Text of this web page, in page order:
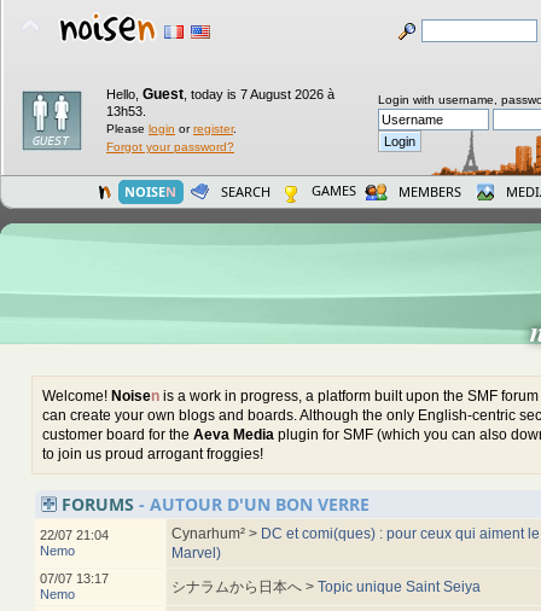
Hello, Guest today is 7 August 2026 à
13h53.
Please login orregister.
Forgot your password?
Login with username,
NOISEN SEARCH GAMES MEMBERS
Welcome! Noisen is a work in progress, a platform built upon the SMF
can create your own blogs and boards. Although the only English-centric
customer board for the Aeva Media plugin for SMF (which you can also
to join us proud arrogant froggies!
FORUMS - AUTOUR D'UN BON VERRE
22/07 21:04
Nemo
Cynarhum² > DC et comi(ques) : pour ceux qui aiment
Marvel)
07/07 13:17
Nemo
シナラムから日本へ > Topic unique Saint Seiya